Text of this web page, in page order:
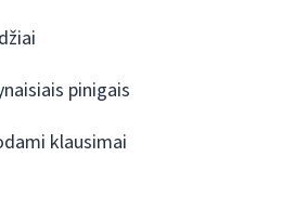
pinigais
klausimai